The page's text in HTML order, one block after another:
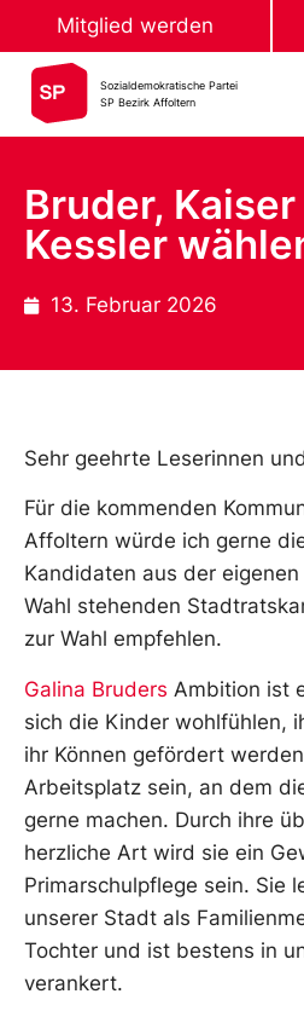
Mitglied werden
Sozialdemokratische Partei
SP Bezirk Affoltern
Bruder,
Kessler
13. Februar 2026
Sehr geehrte Leserinnen
Für die kommenden
Affoltern würde ich gerne
Kandidaten aus der
Wahl stehenden
zur Wahl empfehlen.
Galina Bruders Ambition ist
sich die Kinder wohlfühlen,
ihr Können gefördert
Arbeitsplatz sein, an dem
gerne machen. Durch ihre
herzliche Art wird sie ein
Primarschulpflege sein. Sie
unserer Stadt als
Tochter und ist bestens in
verankert.